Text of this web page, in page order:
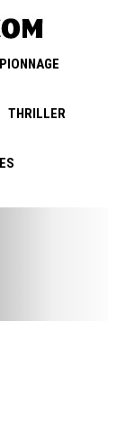
THRILLER